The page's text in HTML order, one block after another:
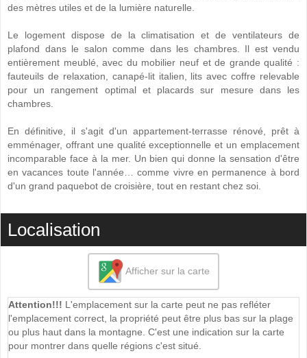
des mètres utiles et de la lumière naturelle.
Le logement dispose de la climatisation et de ventilateurs de
plafond dans le salon comme dans les chambres. Il est vendu
entièrement meublé, avec du mobilier neuf et de grande qualité :
fauteuils de relaxation, canapé-lit italien, lits avec coffre relevable
pour un rangement optimal et placards sur mesure dans les
chambres.
En définitive, il s'agit d'un appartement-terrasse rénové, prêt à
emménager, offrant une qualité exceptionnelle et un emplacement
incomparable face à ‌la ‌mer. ‌Un ‌bien ‌qui donne la sensation d'être
‌en vacances toute l'année… ‌comme ‌vivre en permanence ‌à ‌bord
‌d'un ‌grand paquebot de ‌croisière, ‌tout ‌en ‌restant ‌chez ‌soi.
Localisation
Afficher sur la carte
Attention!!! L'emplacement sur la carte peut ne pas refléter
l'emplacement correct, la propriété peut être plus bas sur la plage
ou plus haut dans la montagne. C'est une indication sur la carte
pour montrer dans quelle régions c'est situé.